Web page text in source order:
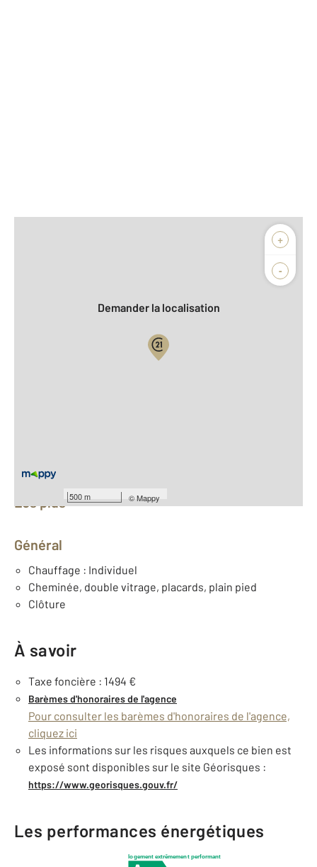
+
-
500 m ©Mappy
Biens vendus
Demander la localisation
Équipements
Les plus
Général
Chauffage : Individuel
Cheminée, double vitrage, placards, plain pied
Clôture
À savoir
Taxe foncière : 1494 €
Barèmes d'honoraires de l'agence
Pour consulter les barèmes d'honoraires de l'agence,
cliquez ici
Les informations sur les risques auxquels ce bien est
exposé sont disponibles sur le site Géorisques :
https://www.georisques.gouv.fr/
Les performances énergétiques
logement extrêmement performant